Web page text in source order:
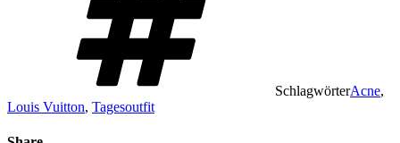
SchlagwörterAcne,
Louis Vuitton, Tagesoutfit